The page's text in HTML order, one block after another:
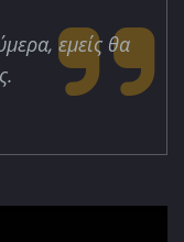
εμείς θα